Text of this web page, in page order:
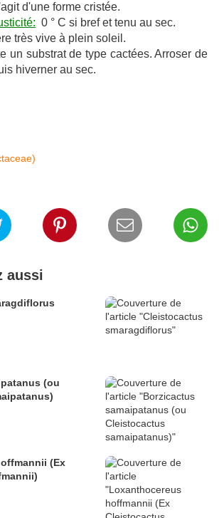
d'une forme cristée.
0 ° C si bref et tenu au sec.
très vive à plein soleil.
un substrat de type cactées. Arroser de
hiverner au sec.
aussi
(ou
(Ex